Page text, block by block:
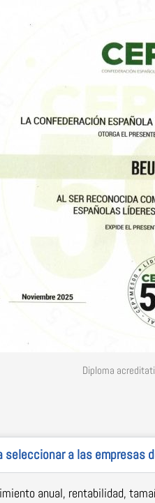
Diploma
seleccionar a las empresas
anual, rentabilidad,